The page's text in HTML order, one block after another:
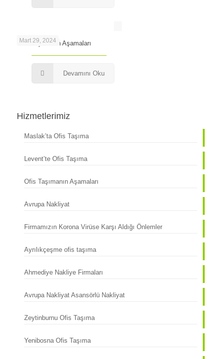
Mart 29, 2024
Ofis Taşımanın Aşamaları
Devamını Oku
Hizmetlerimiz
Maslak’ta Ofis Taşıma
Levent’te Ofis Taşıma
Ofis Taşımanın Aşamaları
Avrupa Nakliyat
Firmamızın Korona Virüse Karşı Aldığı Önlemler
Ayrılıkçeşme ofis taşıma
Ahmediye Nakliye Firmaları
Avrupa Nakliyat Asansörlü Nakliyat
Zeytinburnu Ofis Taşıma
Yenibosna Ofis Taşıma